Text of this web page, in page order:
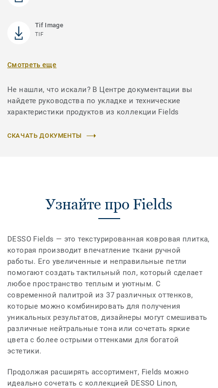
Tif Image
TIF
Смотреть еще
Не нашли, что искали? В Центре документации вы
найдете руководства по укладке и технические
характеристики продуктов из коллекции Fields
СКАЧАТЬ ДОКУМЕНТЫ
Узнайте про Fields
DESSO Fields — это текстурированная ковровая плитка,
которая производит впечатление ткани ручной
работы. Его увеличенные и неправильные петли
помогают создать тактильный пол, который сделает
любое пространство теплым и уютным. С
современной палитрой из 37 различных оттенков,
которые можно комбинировать для получения
уникальных результатов, дизайнеры могут смешивать
различные нейтральные тона или сочетать яркие
цвета с более острыми оттенками для богатой
эстетики.
Продолжая расширять ассортимент, Fields можно
идеально сочетать с коллекцией DESSO Linon,